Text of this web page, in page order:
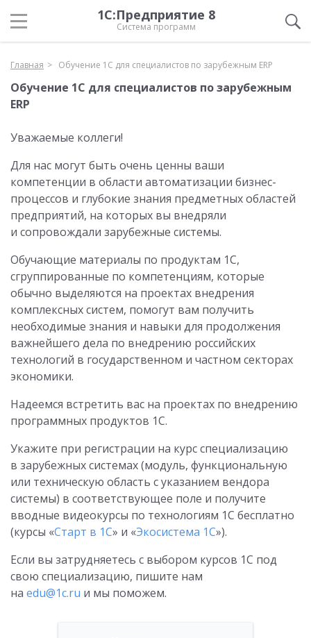
1С:Предприятие 8
Система программ
Главная Обучение 1С для специалистов по зарубежным ERP
Обучение 1С для специалистов по зарубежным
ERP
Уважаемые коллеги!
Для нас могут быть очень ценны ваши
компетенции в области автоматизации бизнес-
процессов и глубокие знания предметных областей
предприятий, на которых вы внедряли
и сопровождали зарубежные системы.
Обучающие материалы по продуктам 1С,
сгруппированные по компетенциям, которые
обычно выделяются на проектах внедрения
комплексных систем, помогут вам получить
необходимые знания и навыки для продолжения
важнейшего дела по внедрению российских
технологий в государственном и частном секторах
экономики.
Надеемся встретить вас на проектах по внедрению
программных продуктов 1С.
Укажите при регистрации на курс специализацию
в зарубежных системах (модуль, функциональную
или техническую область с указанием вендора
системы) в соответствующее поле и получите
вводные видеокурсы по технологиям 1С бесплатно
(курсы «Старт в 1С» и «Экосистема 1С»).
Если вы затрудняетесь с выбором курсов 1С под
свою специализацию, пишите нам
на edu@1c.ru и мы поможем.